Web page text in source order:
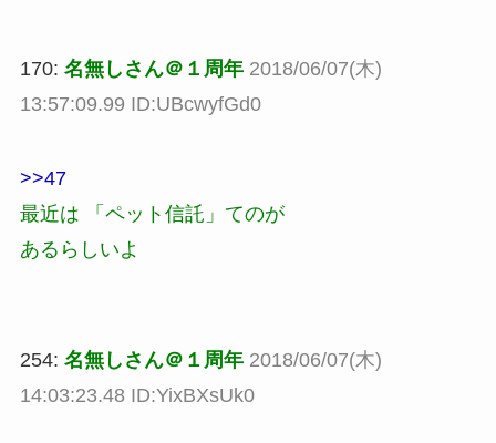
170: 名無しさん＠１周年 2018/06/07(木)
13:57:09.99 ID:UBcwyfGd0
>>47
最近は 「ペット信託」てのが
あるらしいよ
254: 名無しさん＠１周年 2018/06/07(木)
14:03:23.48 ID:YixBXsUk0